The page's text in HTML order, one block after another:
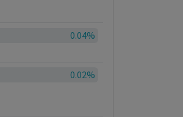
0.04%
0.02%